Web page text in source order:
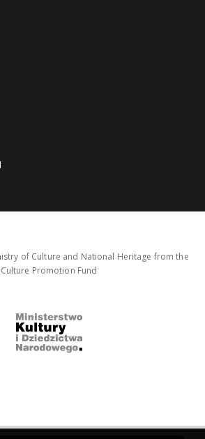
of Culture and National Heritage from the
Culture Promotion Fund